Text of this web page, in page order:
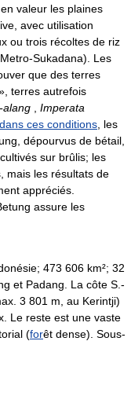
valeur les plaines
avec utilisation
ou trois récoltes de riz
Sukadana). Les
que des terres
terres autrefois
alang
Imperata
dans ces conditions , les
dépourvus de bétail,
sur brûlis; les
mais les résultats de
appréciés.
assure les
473 606 km²; 32
et Padang. La côte S.-
3 801 m, au Kerintji)
Le reste est une vaste
(forêt dense). Sous-